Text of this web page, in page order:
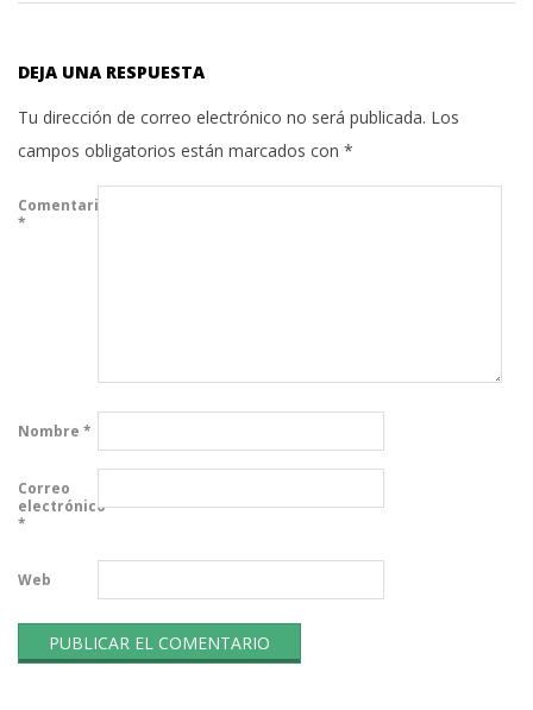
DEJA UNA RESPUESTA
Tu dirección de correo electrónico no será publicada. Los
campos obligatorios están marcados con *
Comentario
*
Nombre *
Correo
electrónico
*
Web